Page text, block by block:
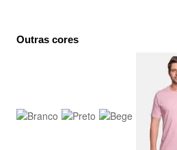
Outras cores